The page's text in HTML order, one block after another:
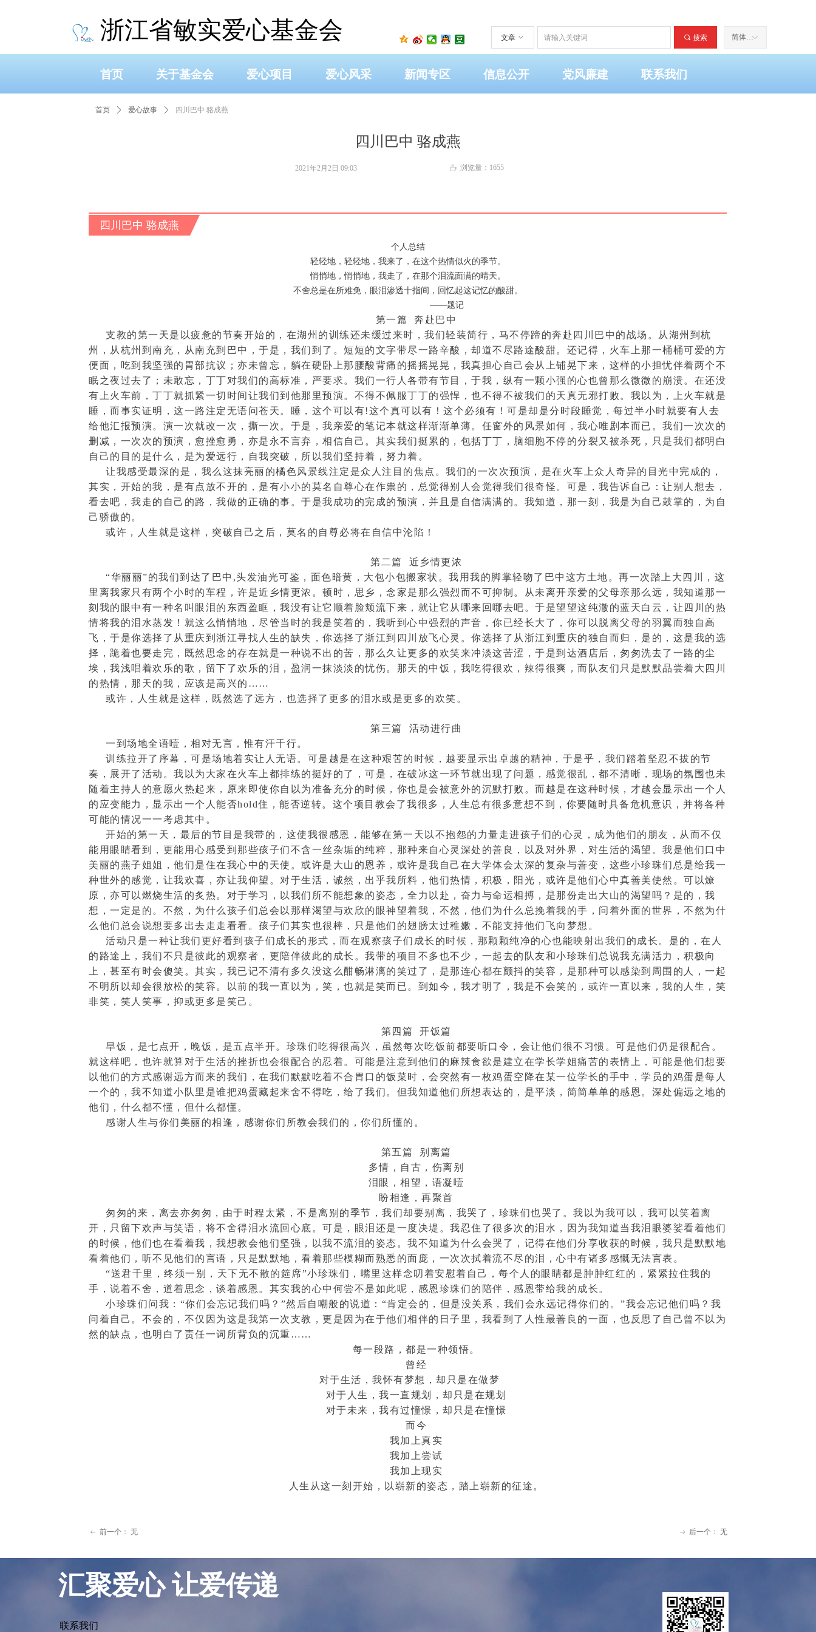
首页 关于基金会 爱心项目 爱心风采 新闻专区 信息公开 党风廉建 联系我们
끠 搜索
文章 ꀁ
浙江省敏实爱心基金会 ꀅ
简体中文
四川巴中 骆成燕
首页 ꄲ 爱心故事 ꄲ 四川巴中 骆成燕
四川巴中 骆成燕
个人总结
轻轻地，轻轻地，我来了，在这个热情似火的季节。
悄悄地，悄悄地，我走了，在那个泪流面满的晴天。
不舍总是在所难免，眼泪渗透十指间，回忆起这记忆的酸甜。
——题记
第一篇 奔赴巴中
支教的第一天是以疲惫的节奏开始的，在湖州的训练还未缓过来时，我们轻装简行，马不停蹄的奔赴四川巴中的战场。从湖州到杭
州，从杭州到南充，从南充到巴中，于是，我们到了。短短的文字带尽一路辛酸，却道不尽路途酸甜。还记得，火车上那一桶桶可爱的方
便面，吃到我坚强的胃部抗议；亦未曾忘，躺在硬卧上那腰酸背痛的摇摇晃晃，我真担心自己会从上铺晃下来，这样的小担忧伴着两个不
眠之夜过去了；未敢忘，丁丁对我们的高标准，严要求。我们一行人各带有节目，于我，纵有一颗小强的心也曾那么微微的崩溃。在还没
有上火车前，丁丁就抓紧一切时间让我们到他那里预演。不得不佩服丁丁的强悍，也不得不被我们的天真无邪打败。我以为，上火车就是
睡，而事实证明，这一路注定无语问苍天。睡，这个可以有!这个真可以有！这个必须有！可是却是分时段睡觉，每过半小时就要有人去
给他汇报预演。演一次就改一次，撕一次。于是，我亲爱的笔记本就这样渐渐单薄。任窗外的风景如何，我心唯剧本而已。我们一次次的
删减，一次次的预演，愈挫愈勇，亦是永不言弃，相信自己。其实我们挺累的，包括丁丁，脑细胞不停的分裂又被杀死，只是我们都明白
自己的目的是什么，是为爱远行，自我突破，所以我们坚持着，努力着。
让我感受最深的是，我么这抹亮丽的橘色风景线注定是众人注目的焦点。我们的一次次预演，是在火车上众人奇异的目光中完成的，
其实，开始的我，是有点放不开的，是有小小的莫名自尊心在作祟的，总觉得别人会觉得我们很奇怪。可是，我告诉自己：让别人想去，
看去吧，我走的自己的路，我做的正确的事。于是我成功的完成的预演，并且是自信满满的。我知道，那一刻，我是为自己鼓掌的，为自
己骄傲的。
或许，人生就是这样，突破自己之后，莫名的自尊必将在自信中沦陷！
第二篇 近乡情更浓
“华丽丽”的我们到达了巴中,头发油光可鉴，面色暗黄，大包小包搬家状。我用我的脚掌轻吻了巴中这方土地。再一次踏上大四川，这
里离我家只有两个小时的车程，许是近乡情更浓。顿时，思乡，念家是那么强烈而不可抑制。从未离开亲爱的父母亲那么远，我知道那一
刻我的眼中有一种名叫眼泪的东西盈眶，我没有让它顺着脸颊流下来，就让它从哪来回哪去吧。于是望望这纯澈的蓝天白云，让四川的热
情将我的泪水蒸发！就这么悄悄地，尽管当时的我是笑着的，我听到心中强烈的声音，你已经长大了，你可以脱离父母的羽翼而独自高
飞，于是你选择了从重庆到浙江寻找人生的缺失，你选择了浙江到四川放飞心灵。你选择了从浙江到重庆的独自而归，是的，这是我的选
择，跪着也要走完，既然思念的存在就是一种说不出的苦，那么久让更多的欢笑来冲淡这苦涩，于是到达酒店后，匆匆洗去了一路的尘
埃，我浅唱着欢乐的歌，留下了欢乐的泪，盈润一抹淡淡的忧伤。那天的中饭，我吃得很欢，辣得很爽，而队友们只是默默品尝着大四川
的热情，那天的我，应该是高兴的……
或许，人生就是这样，既然选了远方，也选择了更多的泪水或是更多的欢笑。
第三篇 活动进行曲
一到场地全语噎，相对无言，惟有汗千行。
训练拉开了序幕，可是场地着实让人无语。可是越是在这种艰苦的时候，越要显示出卓越的精神，于是乎，我们踏着坚忍不拔的节
奏，展开了活动。我以为大家在火车上都排练的挺好的了，可是，在破冰这一环节就出现了问题，感觉很乱，都不清晰，现场的氛围也未
随着主持人的意愿火热起来，原来即使你自以为准备充分的时候，你也是会被意外的沉默打败。而越是在这种时候，才越会显示出一个人
的应变能力，显示出一个人能否hold住，能否逆转。这个项目教会了我很多，人生总有很多意想不到，你要随时具备危机意识，并将各种
可能的情况一一考虑其中。
开始的第一天，最后的节目是我带的，这使我很感恩，能够在第一天以不抱怨的力量走进孩子们的心灵，成为他们的朋友，从而不仅
能用眼睛看到，更能用心感受到那些孩子们不含一丝杂垢的纯粹，那种来自心灵深处的善良，以及对外界，对生活的渴望。我是他们口中
美丽的燕子姐姐，他们是住在我心中的天使。或许是大山的恩养，或许是我自己在大学体会太深的复杂与善变，这些小珍珠们总是给我一
种世外的感觉，让我欢喜，亦让我仰望。对于生活，诚然，出乎我所料，他们热情，积极，阳光，或许是他们心中真善美使然。可以燎
原，亦可以燃烧生活的炙热。对于学习，以我们所不能想象的姿态，全力以赴，奋力与命运相搏，是那份走出大山的渴望吗？是的，我
想，一定是的。不然，为什么孩子们总会以那样渴望与欢欣的眼神望着我，不然，他们为什么总挽着我的手，问着外面的世界，不然为什
么他们总会说想要多出去走走看看。孩子们其实也很棒，只是他们的翅膀太过稚嫩，不能支持他们飞向梦想。
活动只是一种让我们更好看到孩子们成长的形式，而在观察孩子们成长的时候，那颗颗纯净的心也能映射出我们的成长。是的，在人
的路途上，我们不只是彼此的观察者，更陪伴彼此的成长。我带的项目不多也不少，一起去的队友和小珍珠们总说我充满活力，积极向
上，甚至有时会傻笑。其实，我已记不清有多久没这么酣畅淋漓的笑过了，是那连心都在颤抖的笑容，是那种可以感染到周围的人，一起
不明所以却会很放松的笑容。以前的我一直以为，笑，也就是笑而已。到如今，我才明了，我是不会笑的，或许一直以来，我的人生，笑
非笑，笑人笑事，抑或更多是笑己。
第四篇 开饭篇
早饭，是七点开，晚饭，是五点半开。珍珠们吃得很高兴，虽然每次吃饭前都要听口令，会让他们很不习惯。可是他们仍是很配合。
就这样吧，也许就算对于生活的挫折也会很配合的忍着。可能是注意到他们的麻辣食欲是建立在学长学姐痛苦的表情上，可能是他们想要
以他们的方式感谢远方而来的我们，在我们默默吃着不合胃口的饭菜时，会突然有一枚鸡蛋空降在某一位学长的手中，学员的鸡蛋是每人
一个的，我不知道小队里是谁把鸡蛋藏起来舍不得吃，给了我们。但我知道他们所想表达的，是平淡，简简单单的感恩。深处偏远之地的
他们，什么都不懂，但什么都懂。
感谢人生与你们美丽的相逢，感谢你们所教会我们的，你们所懂的。
第五篇 别离篇
多情，自古，伤离别
泪眼，相望，语凝噎
盼相逢，再聚首
匆匆的来，离去亦匆匆，由于时程太紧，不是离别的季节，我们却要别离，我哭了，珍珠们也哭了。我以为我可以，我可以笑着离
开，只留下欢声与笑语，将不舍得泪水流回心底。可是，眼泪还是一度决堤。我忍住了很多次的泪水，因为我知道当我泪眼婆娑看着他们
的时候，他们也在看着我，我想教会他们坚强，以我不流泪的姿态。我不知道为什么会哭了，记得在他们分享收获的时候，我只是默默地
看着他们，听不见他们的言语，只是默默地，看着那些模糊而熟悉的面庞，一次次拭着流不尽的泪，心中有诸多感慨无法言表。
“送君千里，终须一别，天下无不散的筵席”小珍珠们，嘴里这样念叨着安慰着自己，每个人的眼睛都是肿肿红红的，紧紧拉住我的
手，说着不舍，道着思念，谈着感恩。其实我的心中何尝不是如此呢，感恩珍珠们的陪伴，感恩带给我的成长。
小珍珠们问我：“你们会忘记我们吗？”然后自嘲般的说道：“肯定会的，但是没关系，我们会永远记得你们的。”我会忘记他们吗？我
问着自己。不会的，不仅因为这是我第一次支教，更是因为在于他们相伴的日子里，我看到了人性最善良的一面，也反思了自己曾不以为
然的缺点，也明白了责任一词所背负的沉重……
每一段路，都是一种领悟。
曾经
对于生活，我怀有梦想，却只是在做梦
对于人生，我一直规划，却只是在规划
对于未来，我有过憧憬，却只是在憧憬
而今
我加上真实
我加上尝试
我加上现实
人生从这一刻开始，以崭新的姿态，踏上崭新的征途。
2021年2月2日 09:03 ꄘ 浏览量： 1655
ꂃ 前一个： 无 ꁹ 后一个： 无
汇聚爱心 让爱传递
联系我们